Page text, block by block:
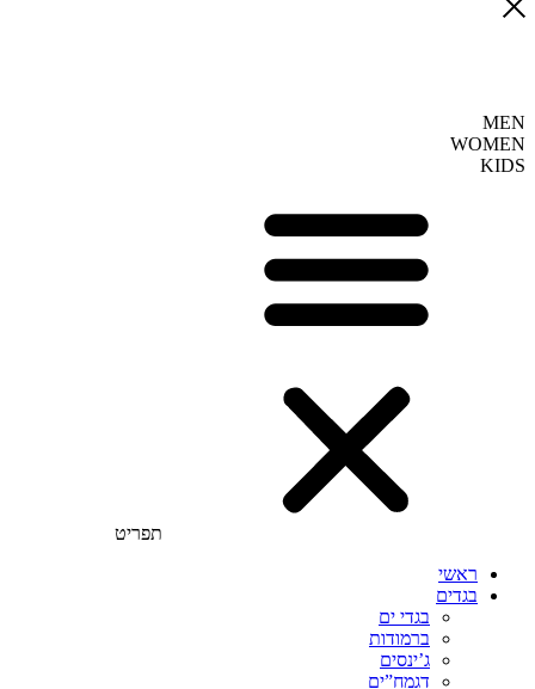
MEN
WOMEN
KIDS
תפריט
ראשי
בגדים
בגדי ים
ברמודות
ג’ינסים
דגמח”ים